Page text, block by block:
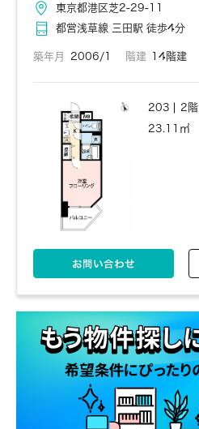
お問い合わせ
502 5階
25.84㎡
22.64㎡
お問い合わせ
601 6階
25.84㎡
東京都港区芝2-29-11
都営浅草線 三田駅 徒歩4分
築年月 2006/1 階建 14階建
203 2階
23.11㎡
お問い合わせ